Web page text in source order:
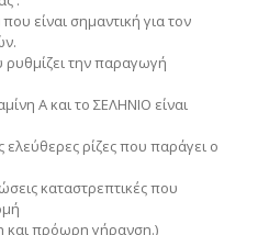
είναι σημαντική για τον
ρυθμίζει την παραγωγή
Α και το ΣΕΛΗΝΙΟ είναι
ρίζες που παράγει ο
καταστρεπτικές που
πρόωρη γήρανση.)